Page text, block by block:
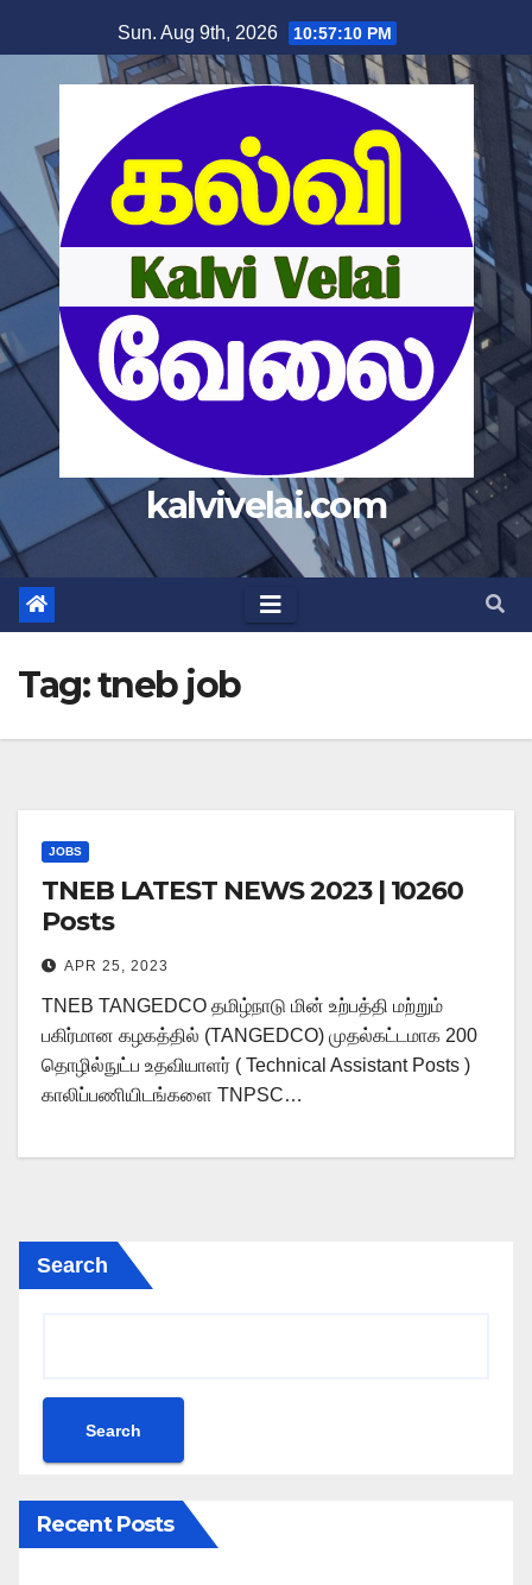
to
content
Sun. Aug 9th, 2026 10:57:11 PM
kalvivelai.com
Tag:tneb job
JOBS
TNEB LATEST NEWS 2023 | 10260
Posts
APR 25, 2023
TNEB TANGEDCO தமிழ்நாடு மின் உற்பத்தி மற்றும்
பகிர்மான கழகத்தில் (TANGEDCO) முதல்கட்டமாக 200
தொழில்நுட்ப உதவியாளர் ( Technical Assistant Posts )
காலிப்பணியிடங்களை TNPSC…
Search
Search
Recent Posts